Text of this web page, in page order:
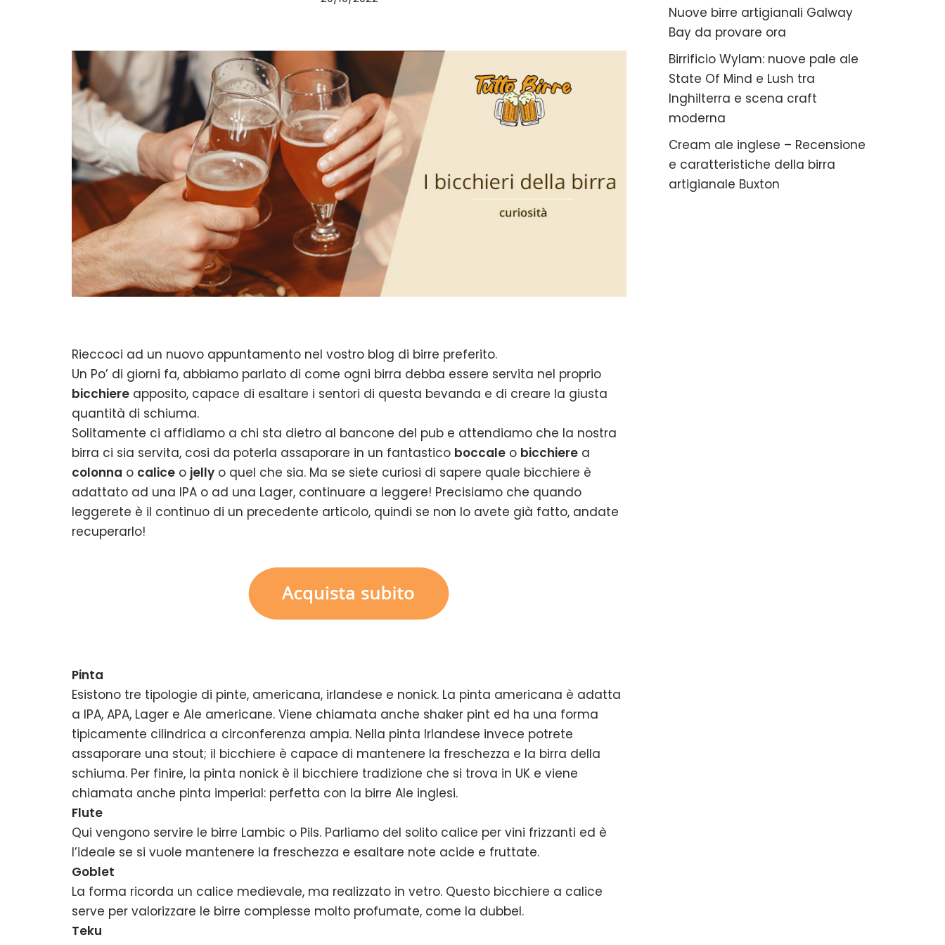
Rieccoci ad un nuovo appuntamento nel vostro blog di birre preferito.
Un Po’ di giorni fa, abbiamo parlato di come ogni birra debba essere servita nel proprio
bicchiere apposito, capace di esaltare i sentori di questa bevanda e di creare la giusta
quantità di schiuma.
Solitamente ci affidiamo a chi sta dietro al bancone del pub e attendiamo che la nostra
birra ci sia servita, cosi da poterla assaporare in un fantastico boccale o bicchiere a
colonna o calice o jelly o quel che sia. Ma se siete curiosi di sapere quale bicchiere è
adattato ad una IPA o ad una Lager, continuare a leggere! Precisiamo che quando
leggerete è il continuo di un precedente articolo, quindi se non lo avete già fatto, andate
recuperarlo!
Pinta
Esistono tre tipologie di pinte, americana, irlandese e nonick. La pinta americana è adatta
a IPA, APA, Lager e Ale americane. Viene chiamata anche shaker pint ed ha una forma
tipicamente cilindrica a circonferenza ampia. Nella pinta Irlandese invece potrete
assaporare una stout; il bicchiere è capace di mantenere la freschezza e la birra della
schiuma. Per finire, la pinta nonick è il bicchiere tradizione che si trova in UK e viene
chiamata anche pinta imperial: perfetta con la birre Ale inglesi.
Flute
Qui vengono servire le birre Lambic o Pils. Parliamo del solito calice per vini frizzanti ed è
l’ideale se si vuole mantenere la freschezza e esaltare note acide e fruttate.
Goblet
La forma ricorda un calice medievale, ma realizzato in vetro. Questo bicchiere a calice
serve per valorizzare le birre complesse molto profumate, come la dubbel.
Teku
Nuove birre artigianali Galway
Bay da provare ora
Birrificio Wylam: nuove pale ale
State Of Mind e Lush tra
Inghilterra e scena craft
moderna
Cream ale inglese – Recensione
e caratteristiche della birra
artigianale Buxton